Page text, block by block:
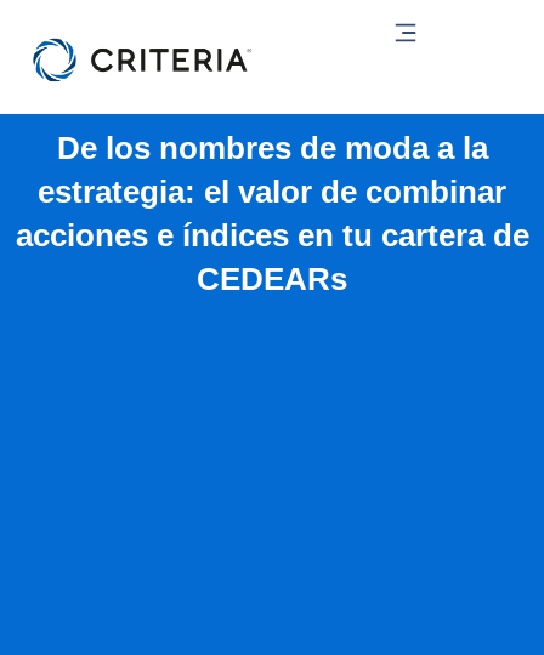
contenido
De los nombres de moda a la
estrategia: el valor de combinar
acciones e índices en tu cartera de
CEDEARs